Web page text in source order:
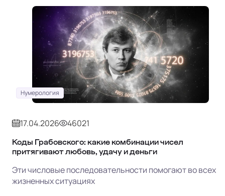
Нумерология
17.04.2026 46021
Коды Грабовского: какие комбинации чисел
притягивают любовь, удачу и деньги
Эти числовые последовательности помогают во всех
жизненных ситуациях